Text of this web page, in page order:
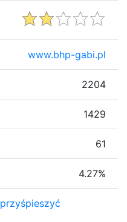
www.bhp-gabi.pl
2204
1429
61
4.27%